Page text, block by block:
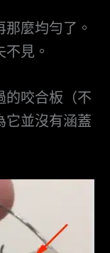
麼均勻了。
見。
的咬合板（不
它並沒有涵蓋